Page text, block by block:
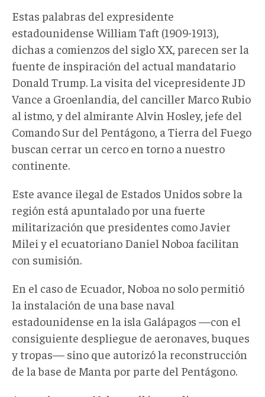
Estas palabras del expresidente
estadounidense William Taft (1909-1913),
dichas a comienzos del siglo XX, parecen ser la
fuente de inspiración del actual mandatario
Donald Trump. La visita del vicepresidente JD
Vance a Groenlandia, del canciller Marco Rubio
al istmo, y del almirante Alvin Hosley, jefe del
Comando Sur del Pentágono, a Tierra del Fuego
buscan cerrar un cerco en torno a nuestro
continente.
Este avance ilegal de Estados Unidos sobre la
región está apuntalado por una fuerte
militarización que presidentes como Javier
Milei y el ecuatoriano Daniel Noboa facilitan
con sumisión.
En el caso de Ecuador, Noboa no solo permitió
la instalación de una base naval
estadounidense en la isla Galápagos —con el
consiguiente despliegue de aeronaves, buques
y tropas— sino que autorizó la reconstrucción
de la base de Manta por parte del Pentágono.